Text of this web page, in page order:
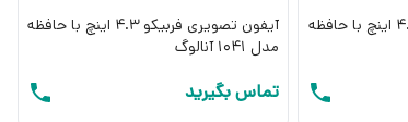
آیفون تصویری فربیکو 4.3 اینچ با حافظه
آیفون تصویری فربیکو 4.3 اینچ با حافظه
مدل 1041 آنالوگ
تماس بگیرید